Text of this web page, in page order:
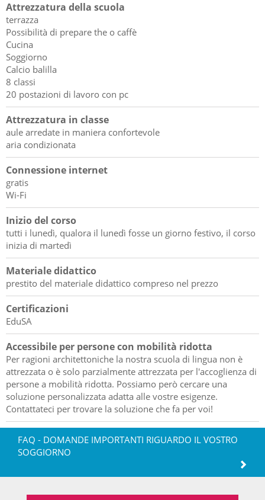
Attrezzatura della scuola
terrazza
Possibilità di prepare the o caffè
Cucina
Soggiorno
Calcio balilla
8 classi
20 postazioni di lavoro con pc
Attrezzatura in classe
aule arredate in maniera confortevole
aria condizionata
Connessione internet
gratis
Wi-Fi
Inizio del corso
tutti i lunedì, qualora il lunedì fosse un giorno festivo, il corso
inizia di martedì
Materiale didattico
prestito del materiale didattico compreso nel prezzo
Certificazioni
EduSA
Accessibile per persone con mobilità ridotta
Per ragioni architettoniche la nostra scuola di lingua non è
attrezzata o è solo parzialmente attrezzata per l'accoglienza di
persone a mobilità ridotta. Possiamo però cercare una
soluzione personalizzata adatta alle vostre esigenze.
Contattateci per trovare la soluzione che fa per voi!
FAQ - DOMANDE IMPORTANTI RIGUARDO IL VOSTRO
SOGGIORNO